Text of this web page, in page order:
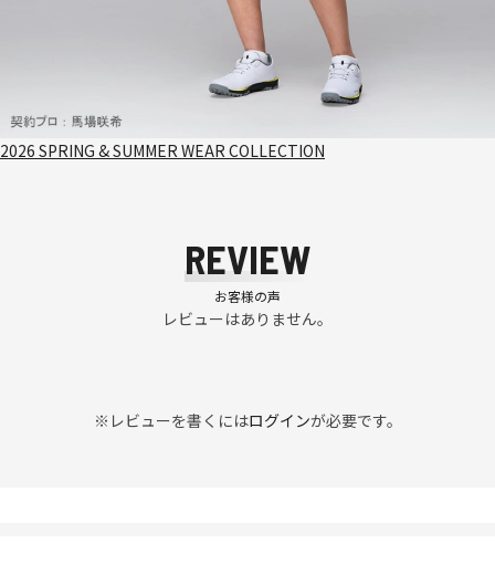
2026 SPRING & SUMMER WEAR COLLECTION
REVIEW
お客様の声
レビューはありません。
※レビューを書くにはログインが必要です。